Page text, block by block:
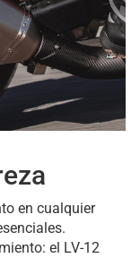
en cualquier
el LV-12